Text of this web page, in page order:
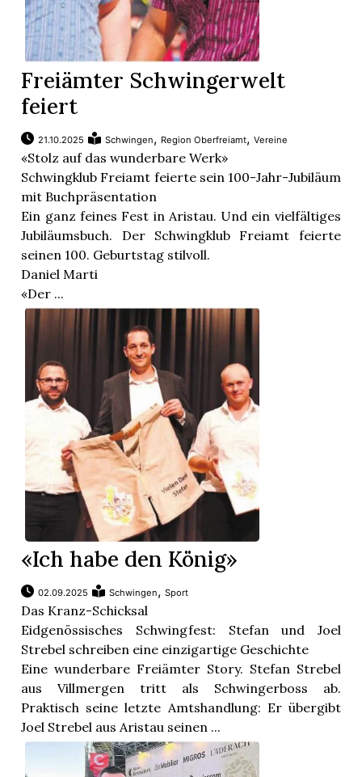
Freiämter Schwingerwelt
feiert
21.10.2025 Schwingen, Region Oberfreiamt,Vereine
«Stolz auf das wunderbare Werk»
Schwingklub Freiamt feierte sein 100-Jahr-Jubiläum
mit Buchpräsentation
Ein ganz feines Fest in Aristau. Und ein vielfältiges
Jubiläumsbuch. Der Schwingklub Freiamt feierte
seinen 100. Geburtstag stilvoll.
Daniel Marti
«Der ...
«Ich habe den König»
02.09.2025 Schwingen,Sport
Das Kranz-Schicksal
Eidgenössisches Schwingfest: Stefan und Joel
Strebel schreiben eine einzigartige Geschichte
Eine wunderbare Freiämter Story. Stefan Strebel
aus Villmergen tritt als Schwingerboss ab.
Praktisch seine letzte Amtshandlung: Er übergibt
Joel Strebel aus Aristau seinen ...